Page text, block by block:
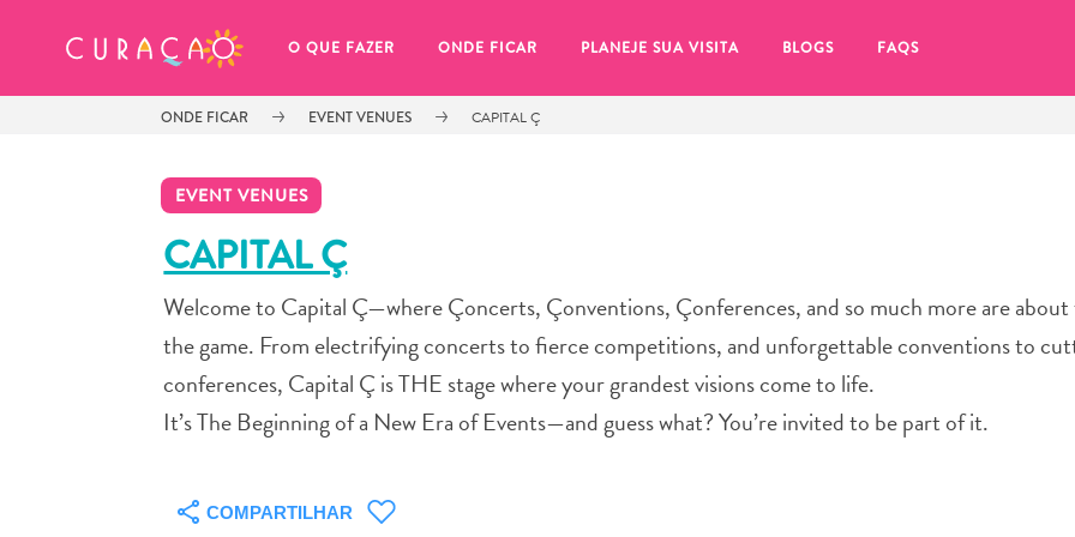
O QUE FAZER ONDE FICAR PLANEJE SUA VISITA BLOGS FAQS
ONDE FICAR EVENT VENUES CAPITAL Ç
EVENT VENUES
CAPITAL Ç
Welcome to Capital Ç—where Çoncerts, Çonventions, Çonferences, and so much more are
the game. From electrifying concerts to fierce competitions, and unforgettable conventions to
conferences, Capital Ç is THE stage where your grandest visions come to life.
It’s The Beginning of a New Era of Events—and guess what? You’re invited to be part of it.
COMPARTILHAR
MEUS FAVORITOS
Você ainda não salvou nenhum